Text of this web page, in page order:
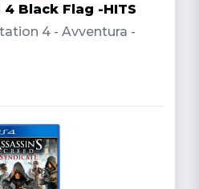
Black Flag -HITS
4 - Avventura -